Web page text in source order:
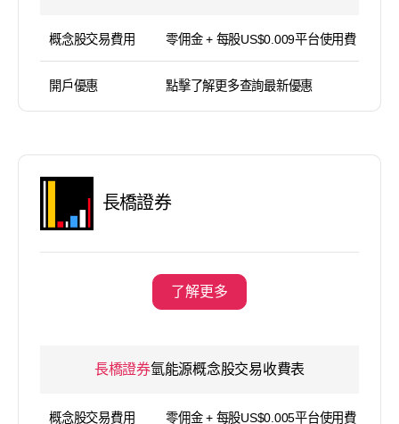
概念股交易費用 零佣金 + 每股US$0.009平台使用費（
開戶優惠 點擊了解更多查詢最新優惠
長橋證券
了解更多
長橋證券氫能源概念股交易收費表
概念股交易費用 零佣金 + 每股US$0.005平台使用費（